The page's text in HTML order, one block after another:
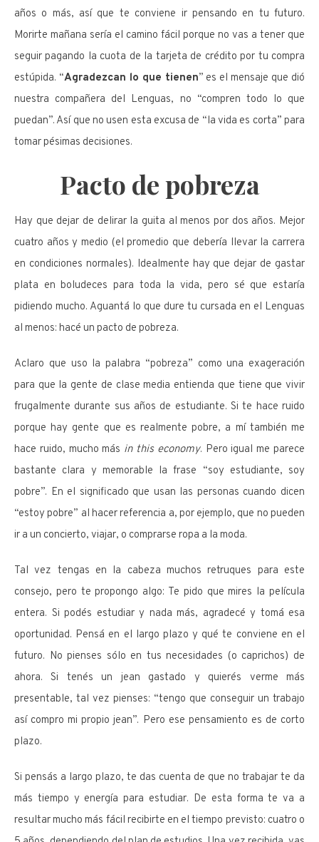
años o más, así que te conviene ir pensando en tu futuro.
Morirte mañana sería el camino fácil porque no vas a tener que
seguir pagando la cuota de la tarjeta de crédito por tu compra
estúpida. “Agradezcan lo que tienen” es el mensaje que dió
nuestra compañera del Lenguas, no “compren todo lo que
puedan”. Así que no usen esta excusa de “la vida es corta” para
tomar pésimas decisiones.
Pacto de pobreza
Hay que dejar de delirar la guita al menos por dos años. Mejor
cuatro años y medio (el promedio que debería llevar la carrera
en condiciones normales). Idealmente hay que dejar de gastar
plata en boludeces para toda la vida, pero sé que estaría
pidiendo mucho. Aguantá lo que dure tu cursada en el Lenguas
al menos: hacé un pacto de pobreza.
Aclaro que uso la palabra “pobreza” como una exageración
para que la gente de clase media entienda que tiene que vivir
frugalmente durante sus años de estudiante. Si te hace ruido
porque hay gente que es realmente pobre, a mí también me
hace ruido, mucho más in this economy. Pero igual me parece
bastante clara y memorable la frase “soy estudiante, soy
pobre”. En el significado que usan las personas cuando dicen
“estoy pobre” al hacer referencia a, por ejemplo, que no pueden
ir a un concierto, viajar, o comprarse ropa a la moda.
Tal vez tengas en la cabeza muchos retruques para este
consejo, pero te propongo algo: Te pido que mires la película
entera. Si podés estudiar y nada más, agradecé y tomá esa
oportunidad. Pensá en el largo plazo y qué te conviene en el
futuro. No pienses sólo en tus necesidades (o caprichos) de
ahora. Si tenés un jean gastado y quierés verme más
presentable, tal vez pienses: “tengo que conseguir un trabajo
así compro mi propio jean”. Pero ese pensamiento es de corto
plazo.
Si pensás a largo plazo, te das cuenta de que no trabajar te da
más tiempo y energía para estudiar. De esta forma te va a
resultar mucho más fácil recibirte en el tiempo previsto: cuatro o